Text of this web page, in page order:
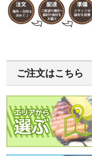
ご注文はこちら